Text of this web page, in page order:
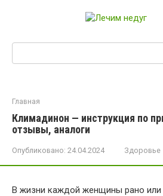
Главная
Климадинон — инструкция по
отзывы, аналоги
Опубликовано: 24.04.2024 Здоровье
В жизни каждой женщины рано или